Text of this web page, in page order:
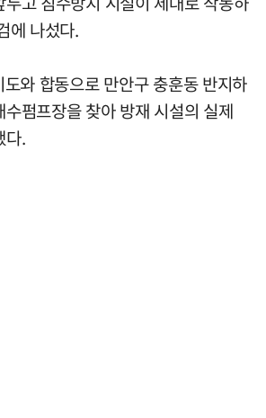
에 나섰다.
와 합동으로 만안구 충훈동 반지하
펌프장을 찾아 방재 시설의 실제
다.